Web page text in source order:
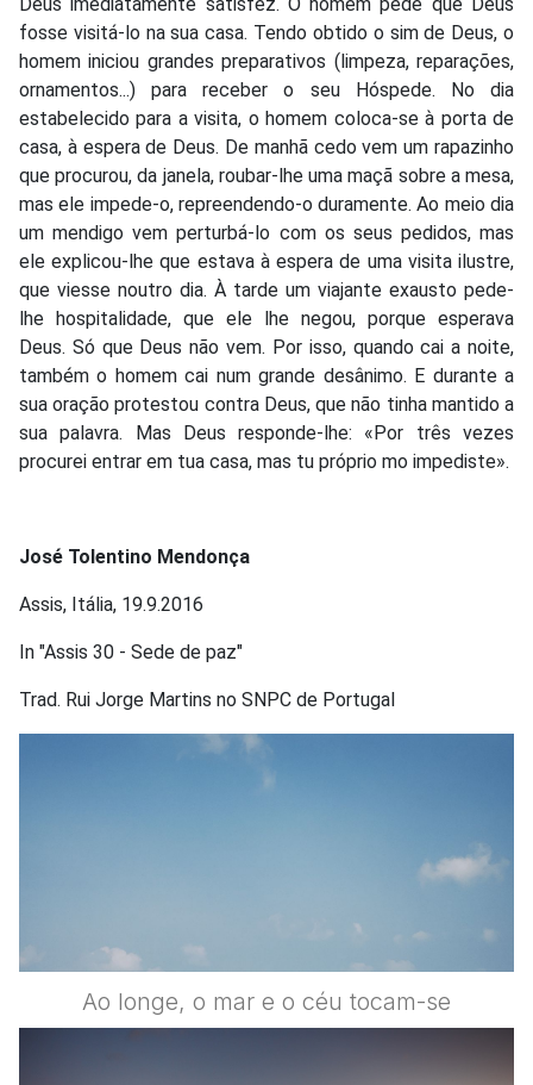
fosse visitá-lo na sua casa. Tendo obtido o sim de Deus, o
homem iniciou grandes preparativos (limpeza, reparações,
ornamentos...) para receber o seu Hóspede. No dia
estabelecido para a visita, o homem coloca-se à porta de
casa, à espera de Deus. De manhã cedo vem um rapazinho
que procurou, da janela, roubar-lhe uma maçã sobre a mesa,
mas ele impede-o, repreendendo-o duramente. Ao meio dia
um mendigo vem perturbá-lo com os seus pedidos, mas
ele explicou-lhe que estava à espera de uma visita ilustre,
que viesse noutro dia. À tarde um viajante exausto pede-
lhe hospitalidade, que ele lhe negou, porque esperava
Deus. Só que Deus não vem. Por isso, quando cai a noite,
também o homem cai num grande desânimo. E durante a
sua oração protestou contra Deus, que não tinha mantido a
sua palavra. Mas Deus responde-lhe: «Por três vezes
procurei entrar em tua casa, mas tu próprio mo impediste».
José Tolentino Mendonça
Assis, Itália, 19.9.2016
In "Assis 30 - Sede de paz"
Trad. Rui Jorge Martins no SNPC de Portugal
Ao longe, o mar e o céu tocam-se